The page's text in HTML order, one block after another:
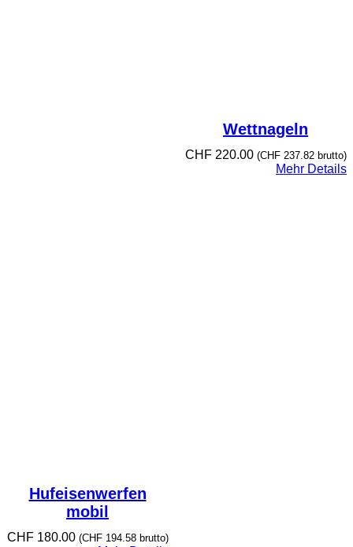
Hufeisenwerfen
mobil
CHF180.00 (CHF194.58brutto)
Wettnageln
CHF220.00 (CHF237.82brutto)
Mehr Details